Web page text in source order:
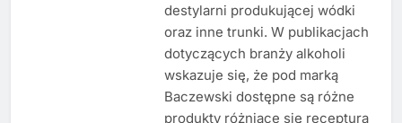
destylarni produkującej wódki
oraz inne trunki. W publikacjach
dotyczących branży alkoholi
wskazuje się, że pod marką
Baczewski dostępne są różne
produkty różniące się recepturą